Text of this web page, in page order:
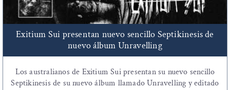
Exitium Sui presentan nuevo sencillo Septikinesis de
nuevo álbum Unravelling
Los australianos de Exitium Sui presentan su nuevo sencillo
Septikinesis de su nuevo álbum llamado Unravelling y editado